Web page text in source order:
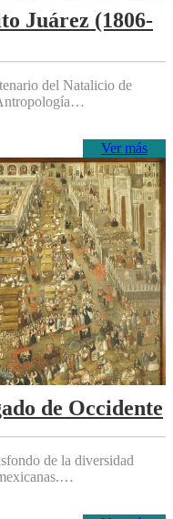
Juárez (1806-
del Natalicio de
Ver más
de Occidente
de la diversidad